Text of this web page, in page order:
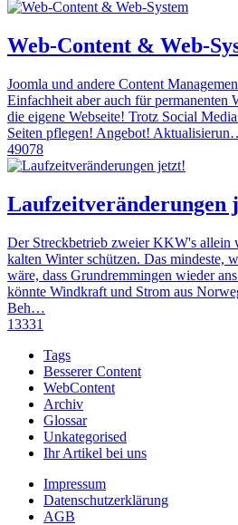
Web-Content & Web-
Joomla und andere Content
Einfachheit aber auch für permanenten
die eigene Webseite! Trotz Social
Seiten pflegen! Angebot!
49078
Laufzeitveränderungen
Der Streckbetrieb zweier KKW's allein
kalten Winter schützen. Das mindeste,
wäre, dass Grundremmingen wieder
könnte Windkraft und Strom aus
Beh…
13331
Tags
Besserer Content
WebContent
Archiv
Glossar
Unkategorised
Ihr Artikel bei uns
Impressum
Datenschutzerklärung
AGB